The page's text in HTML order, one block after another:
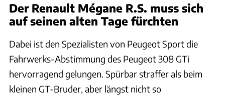
Der Renault Mégane R.S. muss sich
auf seinen alten Tage fürchten
Dabei ist den Spezialisten von Peugeot Sport die
Fahrwerks-Abstimmung des Peugeot 308 GTi
hervorragend gelungen. Spürbar straffer als beim
kleinen GT-Bruder, aber längst nicht so